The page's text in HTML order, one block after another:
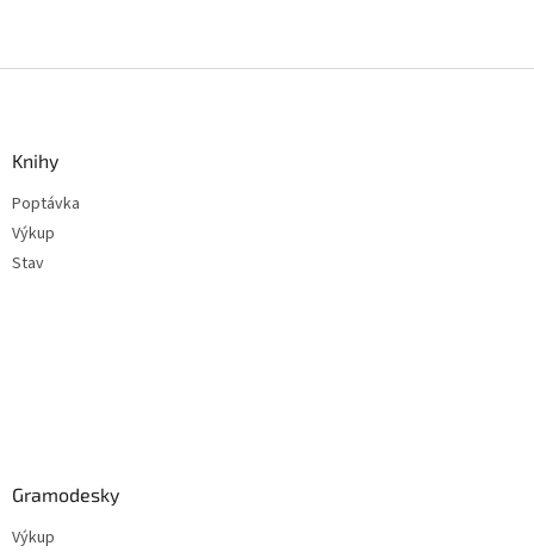
Knihy
Poptávka
Výkup
Stav
Gramodesky
Výkup